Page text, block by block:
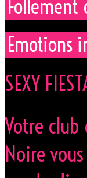
Follement
Emotions
SEXY
Votre club
Noire